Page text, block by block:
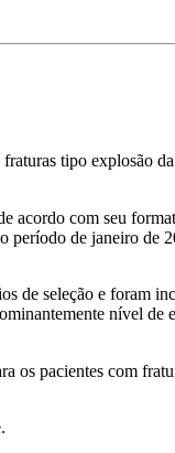
tipo explosão
com seu
período de janeiro de
seleção e foram
nível
os pacientes com